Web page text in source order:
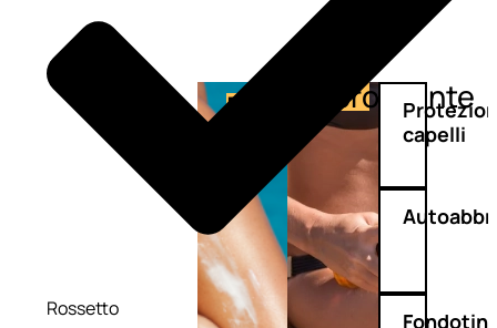
ProtezioneAbbronzante
capelli
Rossetto